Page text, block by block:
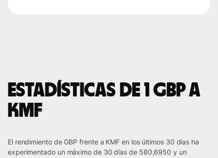
Estadísticas de 1 GBP a
KMF
El rendimiento de GBP frente a KMF en los últimos 30 días ha
experimentado un máximo de 30 días de 580,6950 y un